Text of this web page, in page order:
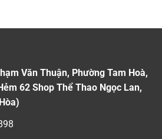
Văn Thuận, Phường Tam Hoà,
62 Shop Thể Thao Ngọc Lan,